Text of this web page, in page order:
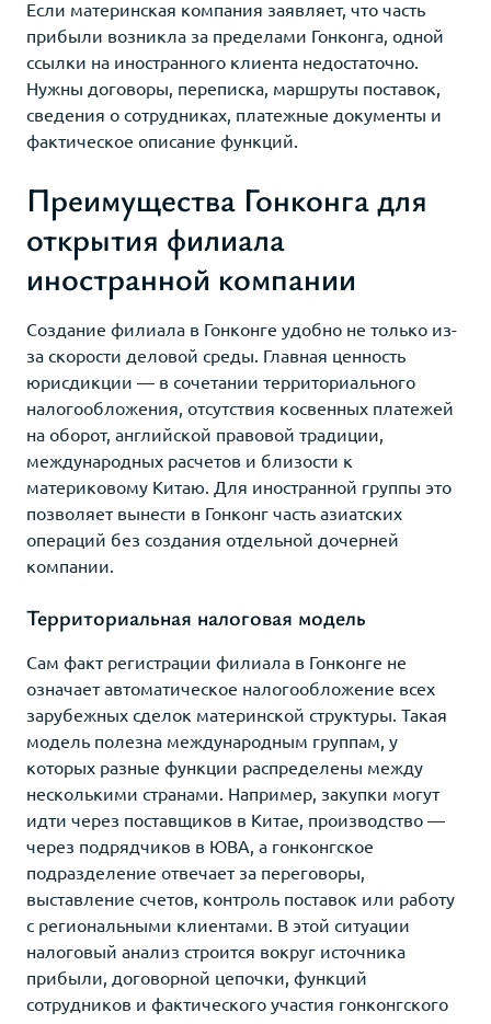
Если материнская компания заявляет, что часть
прибыли возникла за пределами Гонконга, одной
ссылки на иностранного клиента недостаточно.
Нужны договоры, переписка, маршруты поставок,
сведения о сотрудниках, платежные документы и
фактическое описание функций.
Преимущества Гонконга для
открытия филиала
иностранной компании
Создание филиала в Гонконге удобно не только из-
за скорости деловой среды. Главная ценность
юрисдикции — в сочетании территориального
налогообложения, отсутствия косвенных платежей
на оборот, английской правовой традиции,
международных расчетов и близости к
материковому Китаю. Для иностранной группы это
позволяет вынести в Гонконг часть азиатских
операций без создания отдельной дочерней
компании.
Территориальная налоговая модель
Сам факт регистрации филиала в Гонконге не
означает автоматическое налогообложение всех
зарубежных сделок материнской структуры. Такая
модель полезна международным группам, у
которых разные функции распределены между
несколькими странами. Например, закупки могут
идти через поставщиков в Китае, производство —
через подрядчиков в ЮВА, а гонконгское
подразделение отвечает за переговоры,
выставление счетов, контроль поставок или работу
с региональными клиентами. В этой ситуации
налоговый анализ строится вокруг источника
прибыли, договорной цепочки, функций
сотрудников и фактического участия гонконгского